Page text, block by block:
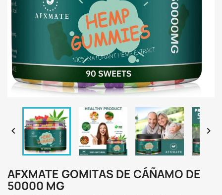
 
AFXMATE GOMITAS DE CÁÑAMO DE
50000 MG